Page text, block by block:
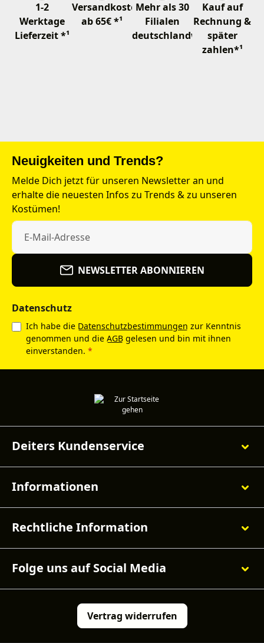
1-2
Werktage
Lieferzeit *¹
Versandkostenfrei
ab 65€ *¹
Mehr als 30
Filialen
deutschlandweit
Kauf auf
Rechnung &
später
zahlen*¹
Neuigkeiten und Trends?
Melde Dich jetzt für unseren Newsletter an und
erhalte die neuesten Infos zu Trends & zu unseren
Kostümen!
NEWSLETTER ABONNIEREN
Datenschutz
Ich habe die Datenschutzbestimmungen zur Kenntnis
genommen und die AGB gelesen und bin mit ihnen
einverstanden. *
Deiters Kundenservice
Informationen
Rechtliche Information
Folge uns auf Social Media
Vertrag widerrufen